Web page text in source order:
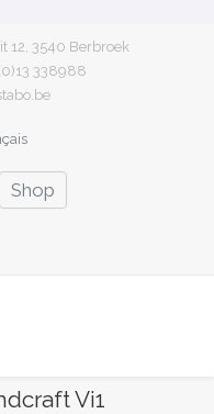
12, 3540 Berbroek
338988
Shop
Vi1